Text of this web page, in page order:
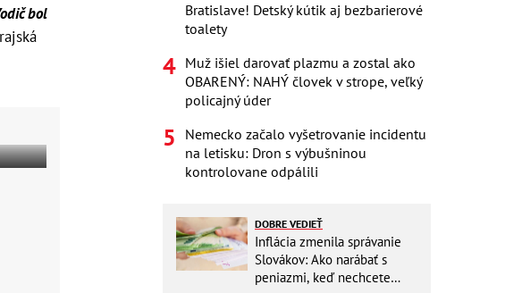
bol
Bratislave! Detský kútik aj bezbarierové
toalety
Muž išiel darovať plazmu a zostal ako
OBARENÝ: NAHÝ človek v strope, veľký
policajný úder
Nemecko začalo vyšetrovanie incidentu
na letisku: Dron s výbušninou
kontrolovane odpálili
DOBRE VEDIEŤ
Inflácia zmenila správanie
Slovákov: Ako narábať s
peniazmi, keď nechcete